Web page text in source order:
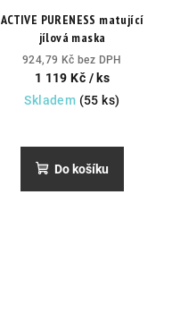
ACTIVE PURENESS matující
jílová maska
924,79 Kč bez DPH
1 119 Kč / ks
Skladem (55 ks)
hodnocení
produktu
Do košíku